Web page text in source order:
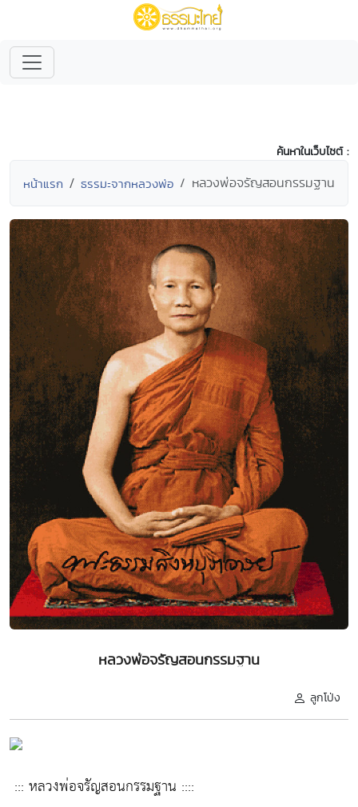
ค้นหาในเว็บไซต์ :
หน้าแรก ธรรมะจากหลวงพ่อ หลวงพ่อจรัญสอนกรรมฐาน
หลวงพ่อจรัญสอนกรรมฐาน
ลูกโป่ง
::: หลวงพ่อจรัญสอนกรรมฐาน ::::